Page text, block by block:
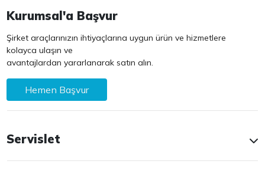
Kurumsal'a Başvur
Şirket araçlarınızın ihtiyaçlarına uygun ürün ve hizmetlere
kolayca ulaşın ve
avantajlardan yararlanarak satın alın.
Hemen Başvur
Servislet